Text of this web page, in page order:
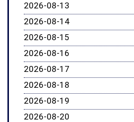
2026-08-13
2026-08-14
2026-08-15
2026-08-16
2026-08-17
2026-08-18
2026-08-19
2026-08-20